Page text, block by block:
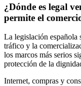
¿Dónde es legal
permite el
La legislación española
tráfico y la
los marcos más serios
protección de la
Internet, compras y